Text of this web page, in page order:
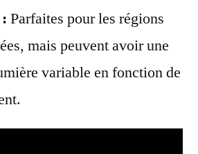
Parfaites pour les régions
mais peuvent avoir une
variable en fonction de